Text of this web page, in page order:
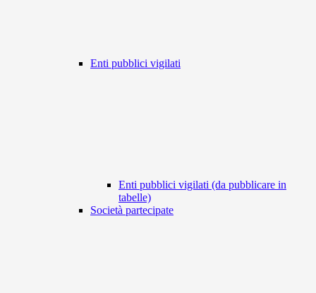
Enti pubblici vigilati
Enti pubblici vigilati (da pubblicare in
tabelle)
Società partecipate